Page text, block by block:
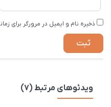
ذخیره نام و ایمیل در مرورگر برای
ویدئوهای مرتبط (7)